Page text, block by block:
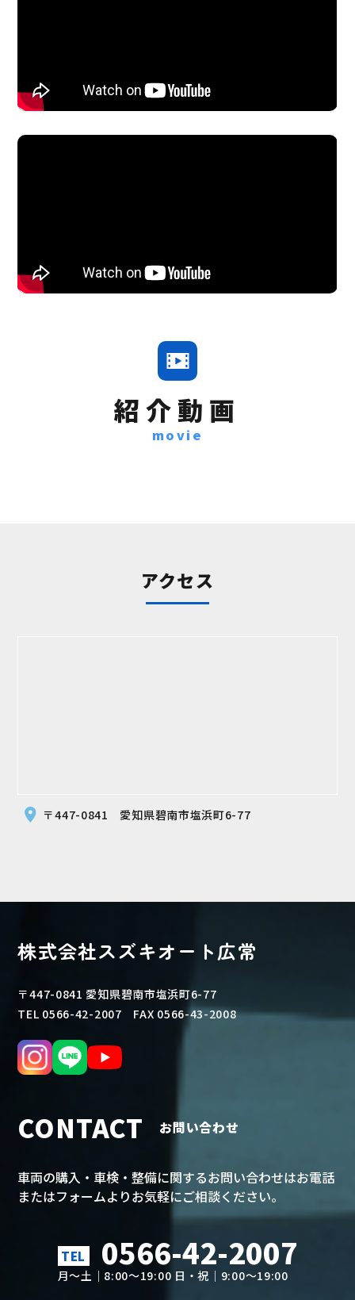
紹介動画
movie
アクセス
〒447-0841 愛知県碧南市塩浜町6-77
株式会社スズキオート広常
〒447-0841 愛知県碧南市塩浜町6-77
TEL 0566-42-2007 FAX 0566-43-2008
CONTACT お問い合わせ
車両の購入・車検・整備に関するお問い合わせはお電話
またはフォームよりお気軽にご相談ください。
TEL 0566-42-2007
月～土｜8:00～19:00 日・祝｜9:00～19:00